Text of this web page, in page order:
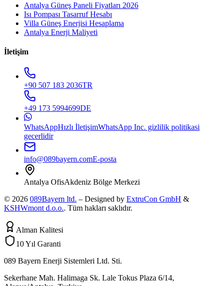
Antalya Güneş Paneli Fiyatları 2026
Isı Pompası Tasarruf Hesabı
Villa Güneş Enerjisi Hesaplama
Antalya Enerji Maliyeti
İletişim
+90 507 183 2036TR
+49 173 5994699DE
WhatsAppHızlı İletişimWhatsApp Inc. gizlilik politikasi
gecerlidir
info@089bayern.comE-posta
Antalya OfisAkdeniz Bölge Merkezi
© 2026 089Bayern ltd. – Designed by ExtruCon GmbH &
KSHWmont d.o.o.. Tüm hakları saklıdır.
Alman Kalitesi
10 Yıl Garanti
089 Bayern Enerji Sistemleri Ltd. Sti.
Sekerhane Mah. Halimaga Sk. Lale Tokus Plaza 6/14,